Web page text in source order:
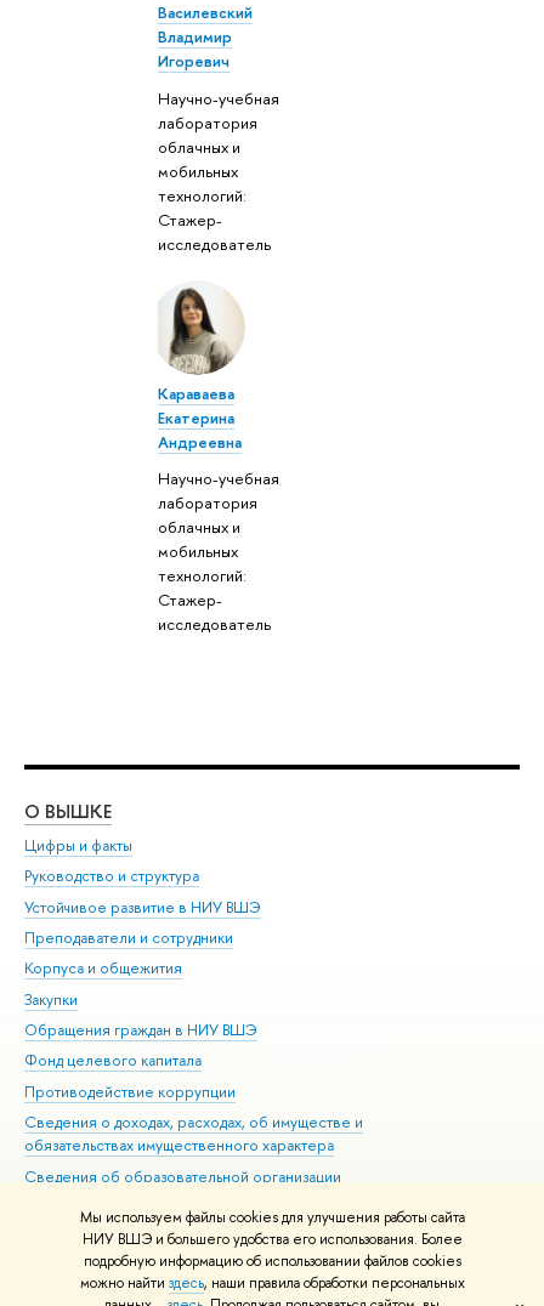
Мы используем файлы cookies для улучшения работы сайта
НИУ ВШЭ и большего удобства его использования. Более
подробную информацию об использовании файлов cookies
можно найти здесь, наши правила обработки персональных
Василевский
Владимир
Игоревич
Научно-учебная
лаборатория
облачных и
мобильных
технологий:
Стажер-
исследователь
Караваева
Екатерина
Андреевна
Научно-учебная
лаборатория
облачных и
мобильных
технологий:
Стажер-
исследователь
О ВЫШКЕ
Цифры и факты
Руководство и структура
Устойчивое развитие в НИУ ВШЭ
Преподаватели и сотрудники
Корпуса и общежития
Закупки
Обращения граждан в НИУ ВШЭ
Фонд целевого капитала
Противодействие коррупции
Сведения о доходах, расходах, об имуществе и
обязательствах имущественного характера
Сведения об образовательной организации
Людям с ограниченными возможностями здоровья
Единая платежная страница
Работа в Вышке